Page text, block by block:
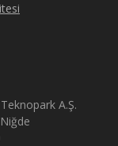
A.Ş.